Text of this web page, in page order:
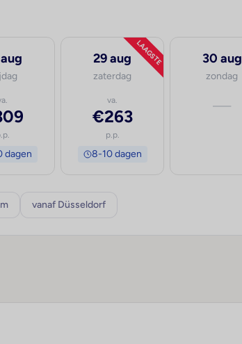
dagen
LAAGSTE
29 aug
zaterdag
va.
€263
p.p.
8-10 dagen
30 aug
zondag
—
vanaf Düsseldorf